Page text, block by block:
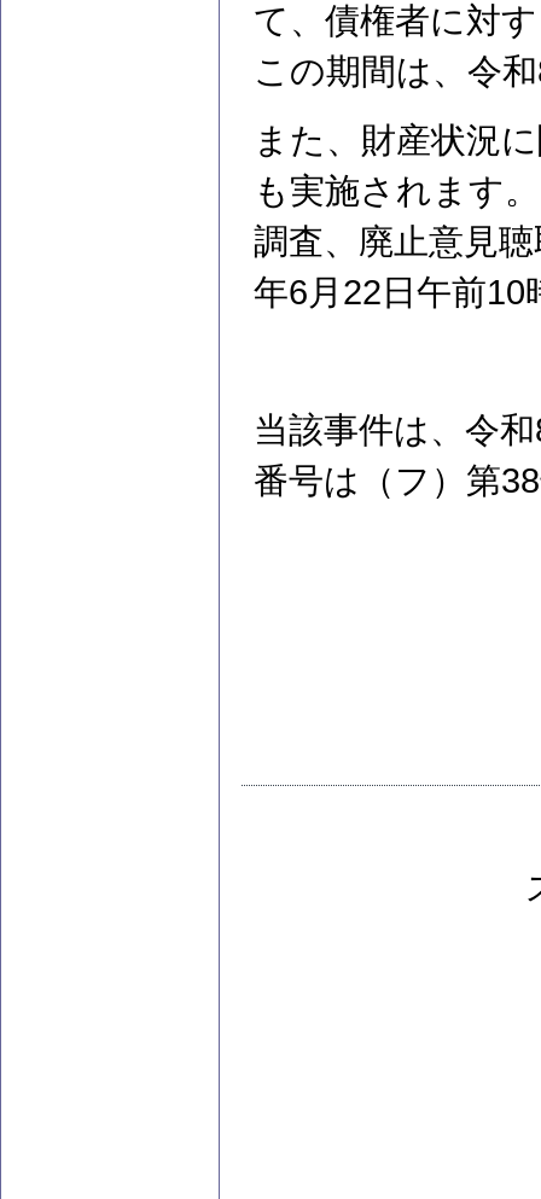
て、債権者に対
この期間は、令
また、財産状況
も実施されます
調査、廃止意見
年6月22日午前
当該事件は、令
番号は（フ）第